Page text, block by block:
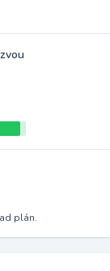
plán.